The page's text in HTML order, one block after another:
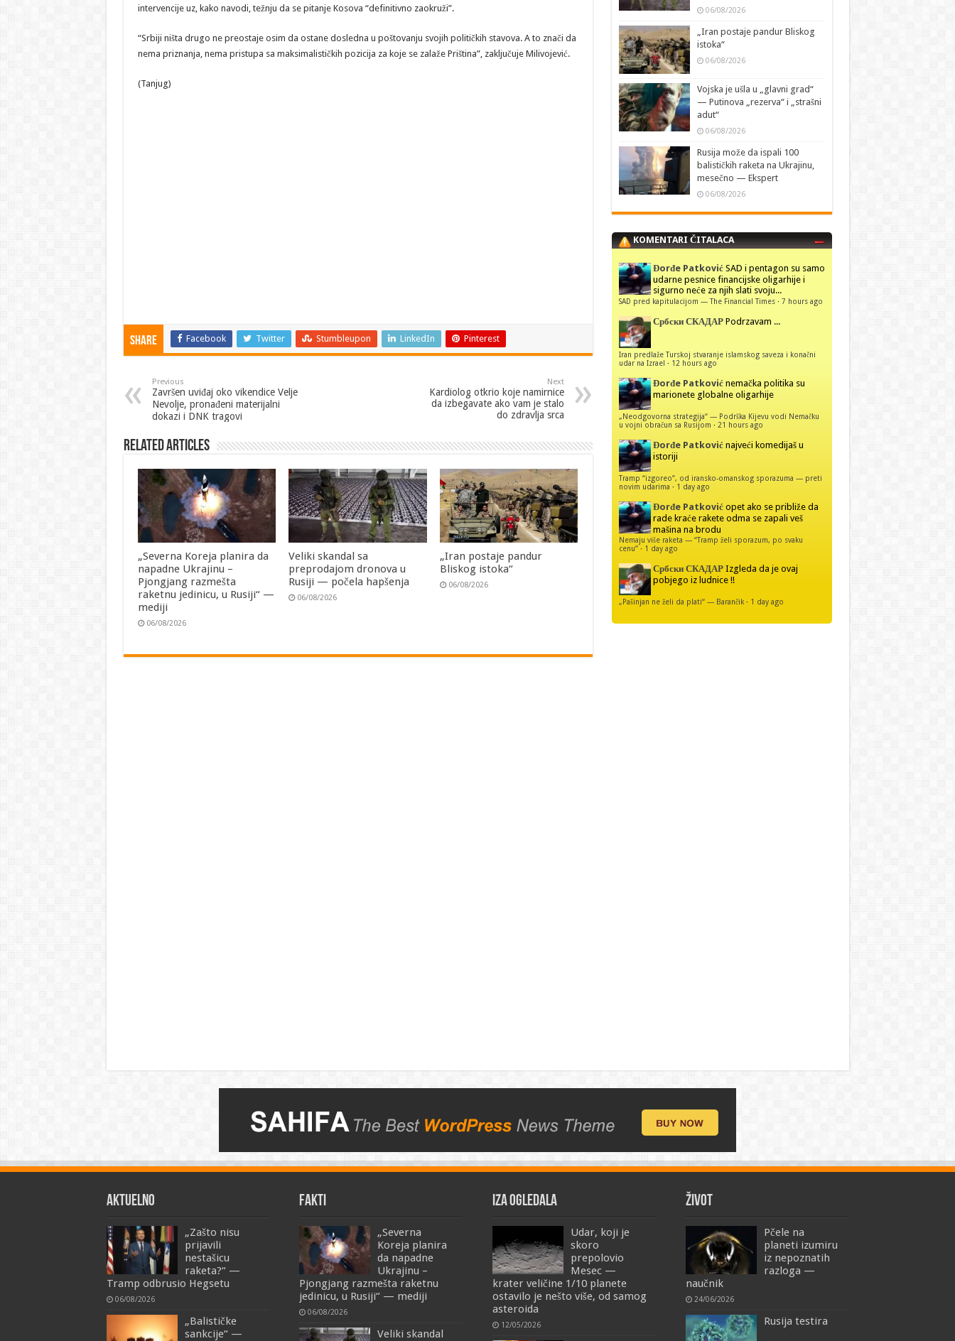
intervencije uz, kako navodi, težnju da se pitanje Kosova “definitivno zaokruži”.
“Srbiji ništa drugo ne preostaje osim da ostane dosledna u poštovanju svojih političkih stavova. A to znači da
nema priznanja, nema pristupa sa maksimalističkih pozicija za koje se zalaže Priština”, zaključuje Milivojević.
(Tanjug)
Share Facebook Twitter Stumbleupon LinkedIn Pinterest
Previous
Završen uviđaj oko vikendice Velje
Nevolje, pronađeni materijalni
dokazi i DNK tragovi
Next
Kardiolog otkrio koje namirnice
da izbegavate ako vam je stalo
do zdravlja srca
Related Articles
„Severna Koreja planira da
napadne Ukrajinu –
Pjongjang razmešta
raketnu jedinicu, u Rusiji“ —
mediji
06/08/2026
Veliki skandal sa
preprodajom dronova u
Rusiji — počela hapšenja
06/08/2026
„Iran postaje pandur
Bliskog istoka“
06/08/2026
06/08/2026
„Iran postaje pandur Bliskog
istoka“
06/08/2026
Vojska je ušla u „glavni grad“
— Putinova „rezerva“ i „strašni
adut“
06/08/2026
Rusija može da ispali 100
balističkih raketa na Ukrajinu,
mesečno — Ekspert
06/08/2026
KOMENTARI ČITALACA
Đorđe Patković SAD i pentagon su samo
udarne pesnice financijske oligarhije i
sigurno neće za njih slati svoju...
SAD pred kapitulacijom — The Financial Times· 7 hours ago
Србски СКАДАР Podrzavam ...
Iran predlaže Turskoj stvaranje islamskog saveza i konačni
udar na Izrael · 12 hours ago
Đorđe Patković nemačka politika su
marionete globalne oligarhije
„Neodgovorna strategija“ — Podrška Kijevu vodi Nemačku
u vojni obračun sa Rusijom · 21 hours ago
Đorđe Patković najveći komedijaš u
istoriji
Tramp “izgoreo”, od iransko-omanskog sporazuma — preti
novim udarima · 1 day ago
Đorđe Patković opet ako se približe da
rade kraće rakete odma se zapali veš
mašina na brodu
Nemaju više raketa — “Tramp želi sporazum, po svaku
cenu”· 1 day ago
Србски СКАДАР Izgleda da je ovaj
pobjego iz ludnice !!
„Pašinjan ne želi da plati“ — Barančik· 1 day ago
AKTUELNO
„Zašto nisu
prijavili
nestašicu
raketa?“ —
Tramp odbrusio Hegsetu
06/08/2026
„Balističke
sankcije“ —
FAKTI
„Severna
Koreja planira
da napadne
Ukrajinu –
Pjongjang razmešta raketnu
jedinicu, u Rusiji“ — mediji
06/08/2026
Veliki skandal
IZA OGLEDALA
Udar, koji je
skoro
prepolovio
Mesec —
krater veličine 1/10 planete
ostavilo je nešto više, od samog
asteroida
12/05/2026
ŽIVOT
Pčele na
planeti izumiru
iz nepoznatih
razloga —
naučnik
24/06/2026
Rusija testira